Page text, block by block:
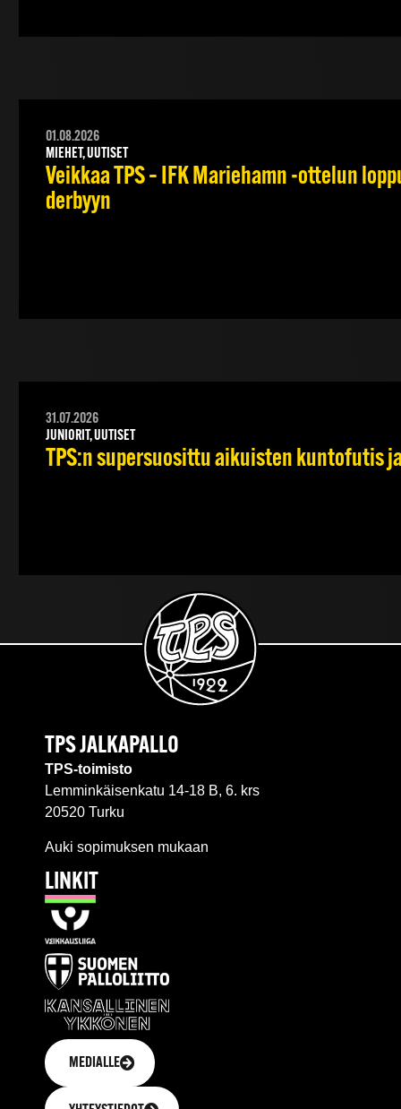
01.08.2026
MIEHET, UUTISET
Veikkaa TPS – IFK Mariehamn -ottelun
derbyyn
31.07.2026
JUNIORIT, UUTISET
TPS:n supersuosittu aikuisten kuntofutis
TPS JALKAPALLO
TPS-toimisto
Lemminkäisenkatu 14-18 B, 6. krs
20520 Turku
Auki sopimuksen mukaan
LINKIT
MEDIALLE